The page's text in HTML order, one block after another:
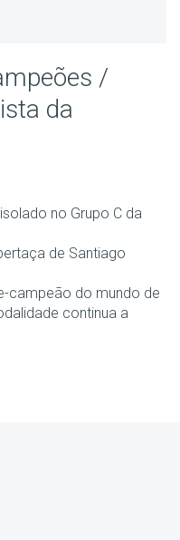
/
da
no Grupo C da
de Santiago
campeão do mundo de
continua a